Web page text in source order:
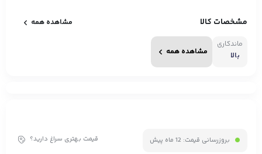
مشخصات کالا
مشاهده همه
ماندگاری
بالا
مشاهده همه
بروزرسانی قیمت: 12 ماه پیش قیمت بهتری سراغ دارید؟